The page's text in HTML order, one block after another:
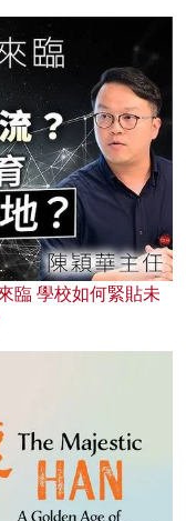
臨 學校如何緊貼未